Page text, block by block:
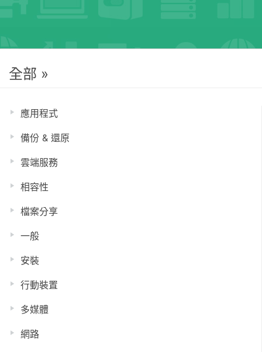
全部 »
應用程式
備份 & 還原
雲端服務
相容性
檔案分享
一般
安裝
行動裝置
多媒體
網路